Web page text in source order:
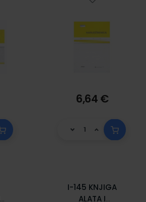
6,64 €
I-145 KNJIGA
ALATA I